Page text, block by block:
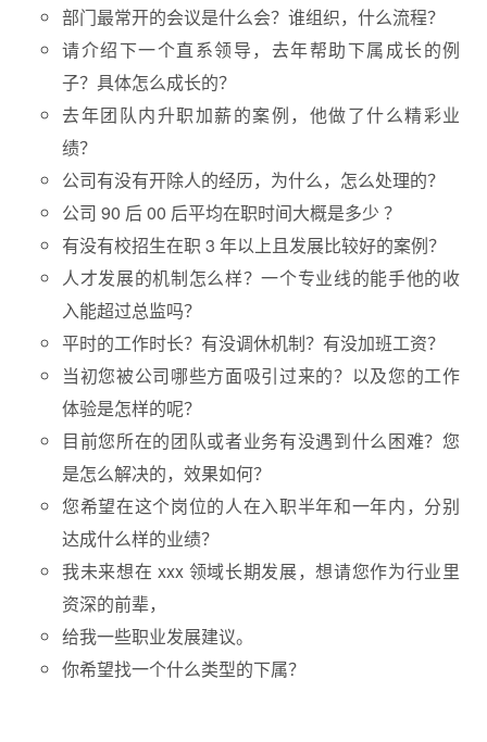
部门最常开的会议是什么会？谁组织，什么流程？
请介绍下一个直系领导，去年帮助下属成长的例
子？具体怎么成长的？
去年团队内升职加薪的案例，他做了什么精彩业
绩？
公司有没有开除人的经历，为什么，怎么处理的？
公司 90 后 00 后平均在职时间大概是多少 ？
有没有校招生在职 3 年以上且发展比较好的案例？
人才发展的机制怎么样？一个专业线的能手他的收
入能超过总监吗？
平时的工作时长？有没调休机制？有没加班工资？
当初您被公司哪些方面吸引过来的？以及您的工作
体验是怎样的呢？
目前您所在的团队或者业务有没遇到什么困难？您
是怎么解决的，效果如何？
您希望在这个岗位的人在入职半年和一年内，分别
达成什么样的业绩？
我未来想在 xxx 领域长期发展，想请您作为行业里
资深的前辈，
给我一些职业发展建议。
你希望找一个什么类型的下属？